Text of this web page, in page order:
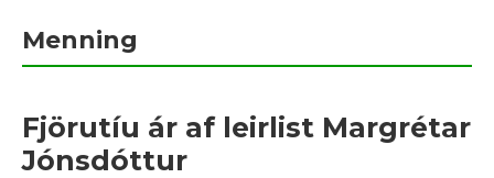
Menning
Fjörutíu ár af leirlist Margrétar
Jónsdóttur